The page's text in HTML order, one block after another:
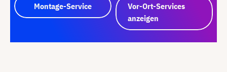
Montage-Service
Vor-Ort-Services
anzeigen